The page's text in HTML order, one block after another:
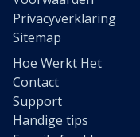
Privacyverklaring
Sitemap
Hoe Werkt Het
Contact
Support
Handige tips